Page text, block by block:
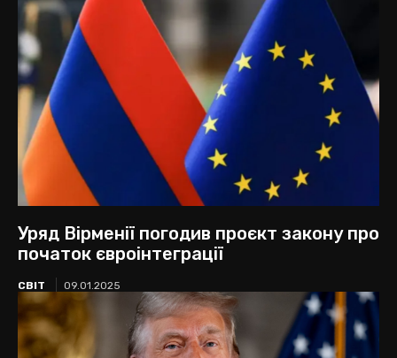
Уряд Вірменії погодив проєкт закону про
початок євроінтеграції
СВІТ 09.01.2025